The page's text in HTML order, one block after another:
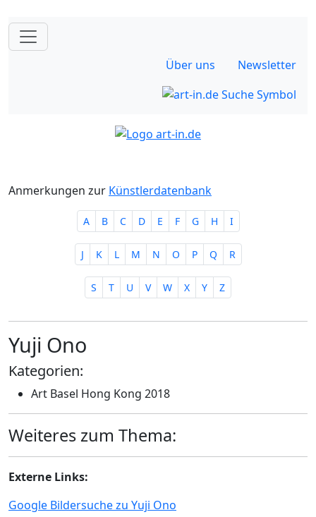
Über uns Newsletter
Anmerkungen zur Künstlerdatenbank
A B C D E F G H I
J K L M N O P Q R
S T U V W X Y Z
Yuji Ono
Kategorien:
Art Basel Hong Kong 2018
Weiteres zum Thema:
Externe Links:
Google Bildersuche zu Yuji Ono